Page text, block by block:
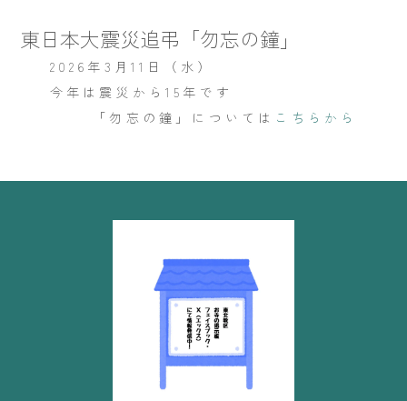
東日本大震災追弔「勿忘の鐘」
2026年3月11日（水）
今年は震災から15年です
「勿忘の鐘」については こちらから